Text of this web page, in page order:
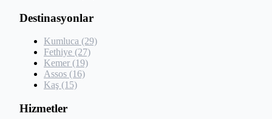
Destinasyonlar
Kumluca (29)
Fethiye (27)
Kemer (19)
Assos (16)
Kaş (15)
Hizmetler